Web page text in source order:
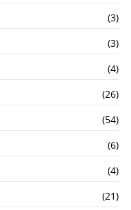
(3)
(3)
(4)
(26)
(54)
(6)
(4)
(21)